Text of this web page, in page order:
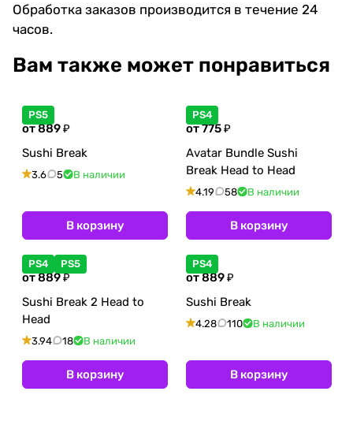
Обработка заказов производится в течение 24
часов.
Вам также может понравиться
PS5
от 889 ₽
Sushi Break
3.6 5 В наличии
В корзину
PS4
от 775 ₽
Avatar Bundle Sushi
Break Head to Head
4.19 58 В наличии
В корзину
PS4 PS5
от 889 ₽
Sushi Break 2 Head to
Head
3.94 18 В наличии
В корзину
PS4
от 889 ₽
Sushi Break
4.28 110 В наличии
В корзину